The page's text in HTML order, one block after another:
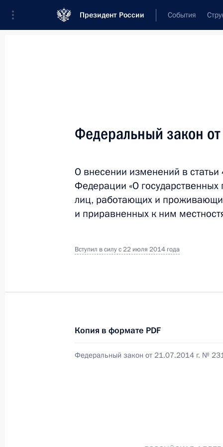
Президент России События
Текст в документе
Вид документа
Все
Дата вступления в силу... или
О внесении изменений в статью 11
Федеральный закон
О внесении изменений в
Федерации «О государственных
лиц, работающих и
и приравненных к ним
Вступил в силу с 22 июля 2014 года
Копия в формате PDF
Федеральный закон от 21.07.2014 г. №